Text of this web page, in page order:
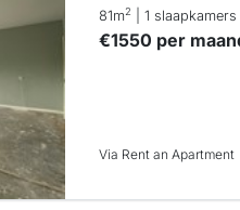
81m2 | 1 slaapkamers
€1550 per
Via Rent an Apartment